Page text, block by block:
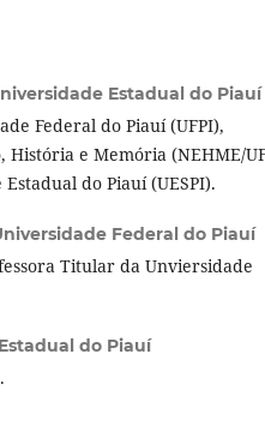
Estadual do Piauí
Federal do Piauí (UFPI),
História e Memória (NEHME/
do Piauí (UESPI).
Federal do Piauí
Titular da Unviersidade
do Piauí